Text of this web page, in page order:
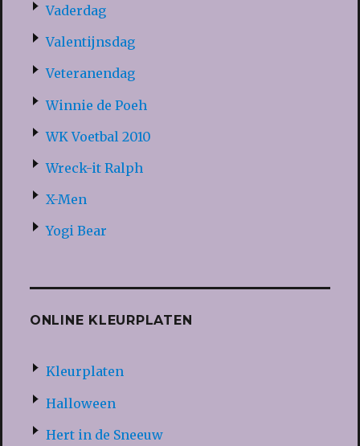
Vaderdag
Valentijnsdag
Veteranendag
Winnie de Poeh
WK Voetbal 2010
Wreck-it Ralph
X-Men
Yogi Bear
ONLINE KLEURPLATEN
Kleurplaten
Halloween
Hert in de Sneeuw